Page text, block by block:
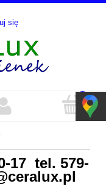
się
17 tel. 579-